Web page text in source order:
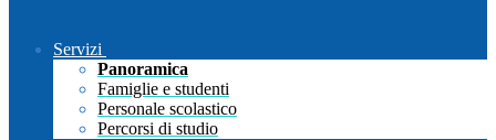
Servizi
Panoramica
Famiglie e studenti
Personale scolastico
Percorsi di studio